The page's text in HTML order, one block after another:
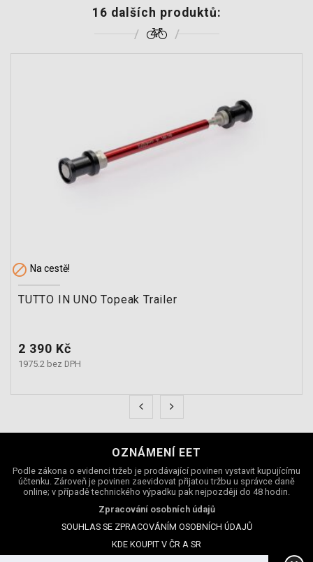
16 dalších produktů:
 Na cestě!
TUTTO IN UNO Topeak Trailer
Cena
2 390 Kč
1975.2 bez DPH
OZNÁMENÍ EET
Podle zákona o evidenci tržeb je prodávající povinen vystavit kupujícímu
účtenku. Zároveň je povinen zaevidovat přijatou tržbu u správce daně
online; v případě technického výpadku pak nejpozději do 48 hodin.
Zpracování osobních údajů
SOUHLAS SE ZPRACOVÁNÍM OSOBNÍCH ÚDAJŮ
KDE KOUPIT V ČR A SR